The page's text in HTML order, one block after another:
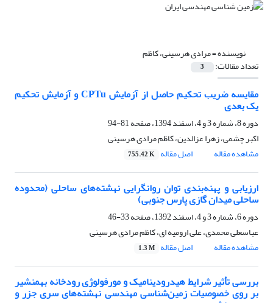
نویسنده =مرادی هرسینی، کاظم
تعداد مقالات: 3
مقایسه ضریب تحکیم حاصل از آزمایش CPTu و آزمایش تحکیم
یک بعدی
دوره 8، شماره 3 و 4، اسفند 1394، صفحه
81-94
اکبر چشمی، زهرا عزالدین، کاظم مرادی هرسینی
مشاهده مقاله
اصل مقاله 755.42 K
ارزیابی و پهنه‌بندی توان روانگرایی نهشته‌های ساحلی (محدوده
ساحلی میدان گازی پارس جنوبی)
دوره 6، شماره 3 و 4، اسفند 1392، صفحه
33-46
عباسعلی محمدی، علی ارومیه ای، کاظم مرادی هرسینی
مشاهده مقاله
اصل مقاله 1.3 M
بررسی تأثیر شرایط هیدرودینامیک و مورفولوژی رودخانه بهمنشیر
بر روی خصوصیات زمین‌شناسی مهندسی نهشته‌های سری جزر و